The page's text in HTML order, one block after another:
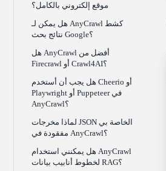
موقع إلكتروني بالكامل؟
هل يمكن لـ AnyCrawl كشط
نتائج بحث Google؟
هل AnyCrawl أفضل من
Firecrawl أو Crawl4AI؟
هل يجب أن أستخدم Cheerio أو
Playwright أو Puppeteer في
AnyCrawl؟
لماذا مخرجات JSON الخاصة بي
مفقودة في AnyCrawl؟
هل يمكنني استخدام AnyCrawl
لخطوط أنابيب بيانات RAG؟